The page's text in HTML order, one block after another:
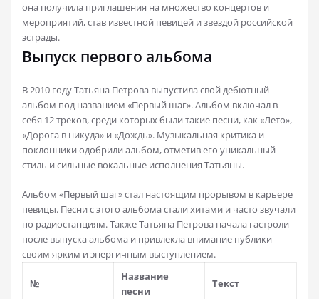
она получила приглашения на множество концертов и
мероприятий, став известной певицей и звездой российской
эстрады.
Выпуск первого альбома
В 2010 году Татьяна Петрова выпустила свой дебютный
альбом под названием «Первый шаг». Альбом включал в
себя 12 треков, среди которых были такие песни, как «Лето»,
«Дорога в никуда» и «Дождь». Музыкальная критика и
поклонники одобрили альбом, отметив его уникальный
стиль и сильные вокальные исполнения Татьяны.
Альбом «Первый шаг» стал настоящим прорывом в карьере
певицы. Песни с этого альбома стали хитами и часто звучали
по радиостанциям. Также Татьяна Петрова начала гастроли
после выпуска альбома и привлекла внимание публики
своим ярким и энергичным выступлением.
№
Название
песни
Текст